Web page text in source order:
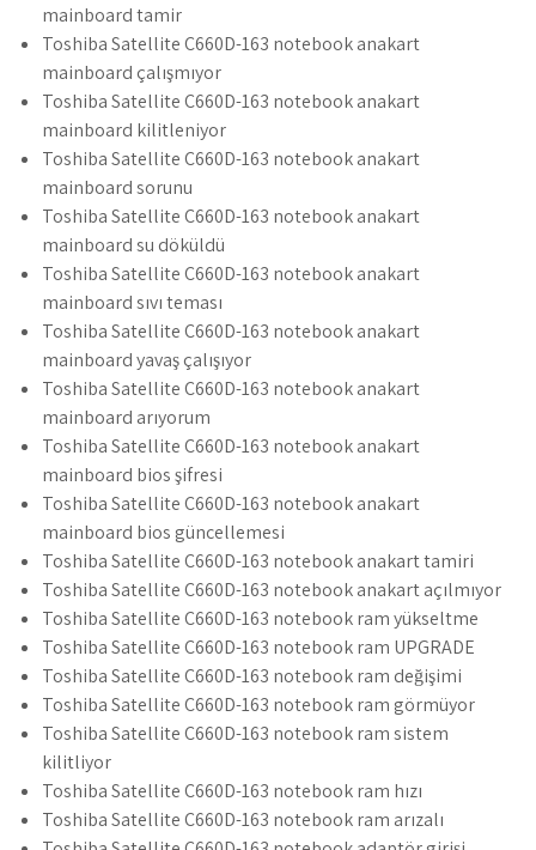
mainboard tamir
Toshiba Satellite C660D-163 notebook anakart
mainboard çalışmıyor
Toshiba Satellite C660D-163 notebook anakart
mainboard kilitleniyor
Toshiba Satellite C660D-163 notebook anakart
mainboard sorunu
Toshiba Satellite C660D-163 notebook anakart
mainboard su döküldü
Toshiba Satellite C660D-163 notebook anakart
mainboard sıvı teması
Toshiba Satellite C660D-163 notebook anakart
mainboard yavaş çalışıyor
Toshiba Satellite C660D-163 notebook anakart
mainboard arıyorum
Toshiba Satellite C660D-163 notebook anakart
mainboard bios şifresi
Toshiba Satellite C660D-163 notebook anakart
mainboard bios güncellemesi
Toshiba Satellite C660D-163 notebook anakart tamiri
Toshiba Satellite C660D-163 notebook anakart açılmıyor
Toshiba Satellite C660D-163 notebook ram yükseltme
Toshiba Satellite C660D-163 notebook ram UPGRADE
Toshiba Satellite C660D-163 notebook ram değişimi
Toshiba Satellite C660D-163 notebook ram görmüyor
Toshiba Satellite C660D-163 notebook ram sistem
kilitliyor
Toshiba Satellite C660D-163 notebook ram hızı
Toshiba Satellite C660D-163 notebook ram arızalı